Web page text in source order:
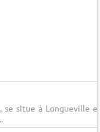
se situe à Longueville